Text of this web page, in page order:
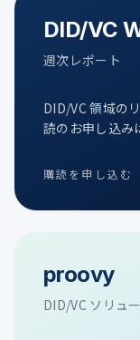
DID/VC
週次レポート
DID/VC 領域の
読のお申し込み
購読を申し込む
proovy
DID/VC ソリュ